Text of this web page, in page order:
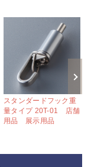
スタンダードフック重
量タイプ 20T-01 店舗
用品 展示用品